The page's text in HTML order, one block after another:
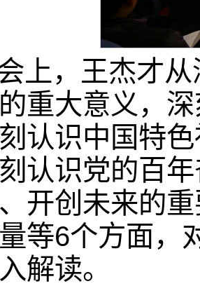
上，王杰才
重大意义，
认识中国特
认识党的百
开创未来的
等6个方面，
解读。